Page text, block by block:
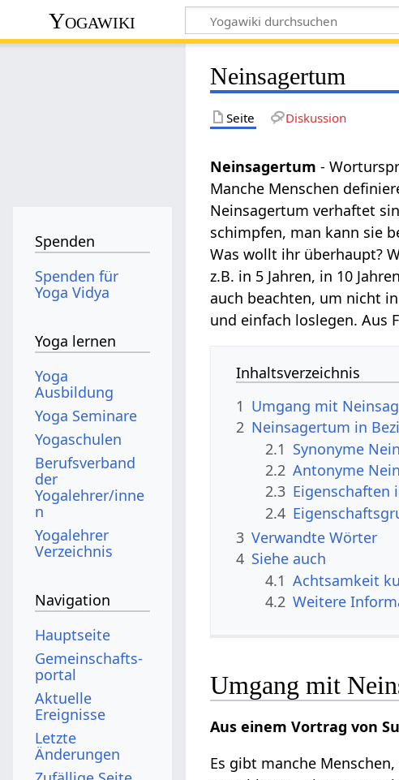
Yogawiki
Neinsagertum
Seite Diskussion
Neinsagertum -
Manche Menschen
Neinsagertum verhaftet
schimpfen, man kann sie
Was wollt ihr überhaupt?
z.B. in 5 Jahren, in 10
auch beachten, um nicht
und einfach loslegen. Aus
Inhaltsverzeichnis
1 Umgang mit
2 Neinsagertum in
2.1 Synonyme
2.2 Antonyme
2.3 Eigenschaften
2.4
3 Verwandte Wörter
4 Siehe auch
4.1 Achtsamkeit
4.2 Weitere
Umgang mit
Aus einem Vortrag von
Es gibt manche
Spenden
Spenden für
Yoga Vidya
Yoga lernen
Yoga
Ausbildung
Yoga Seminare
Yogaschulen
Berufsverband
der
Yogalehrer/inne
n
Yogalehrer
Verzeichnis
Navigation
Hauptseite
Gemeinschafts­
portal
Aktuelle
Ereignisse
Letzte
Änderungen